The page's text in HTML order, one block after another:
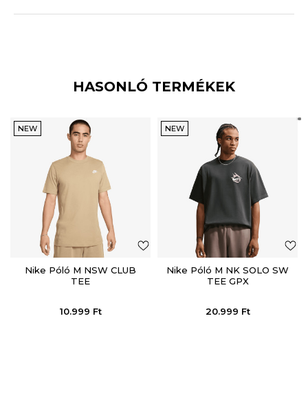
HASONLÓ TERMÉKEK
NEW
Nike Póló M NSW CLUB
TEE
10.999 Ft
NEW
Nike Póló M NK SOLO SW
TEE GPX
20.999 Ft